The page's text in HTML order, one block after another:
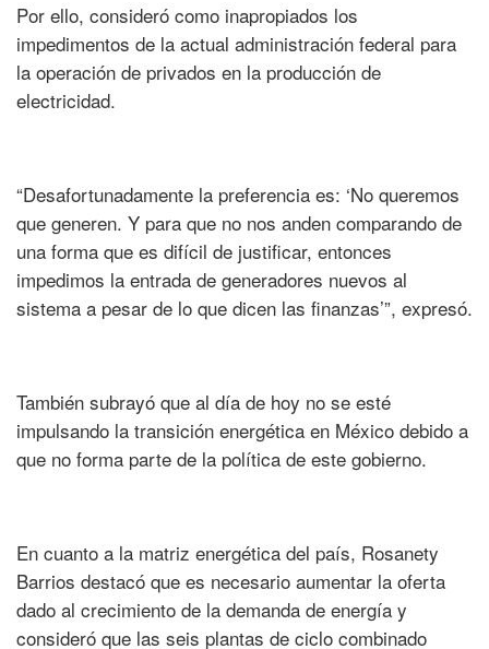
Por ello, consideró como inapropiados los
impedimentos de la actual administración federal para
la operación de privados en la producción de
electricidad.
“Desafortunadamente la preferencia es: ‘No queremos
que generen. Y para que no nos anden comparando de
una forma que es difícil de justificar, entonces
impedimos la entrada de generadores nuevos al
sistema a pesar de lo que dicen las finanzas’”, expresó.
También subrayó que al día de hoy no se esté
impulsando la transición energética en México debido a
que no forma parte de la política de este gobierno.
En cuanto a la matriz energética del país, Rosanety
Barrios destacó que es necesario aumentar la oferta
dado al crecimiento de la demanda de energía y
consideró que las seis plantas de ciclo combinado